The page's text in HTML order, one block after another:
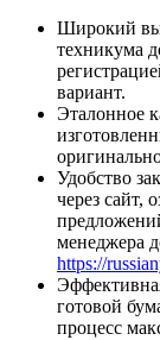
Широкий
техникума
вариант.
Эталонное
Удобство
через сайт,
менеджера
https://
готовой
процесс